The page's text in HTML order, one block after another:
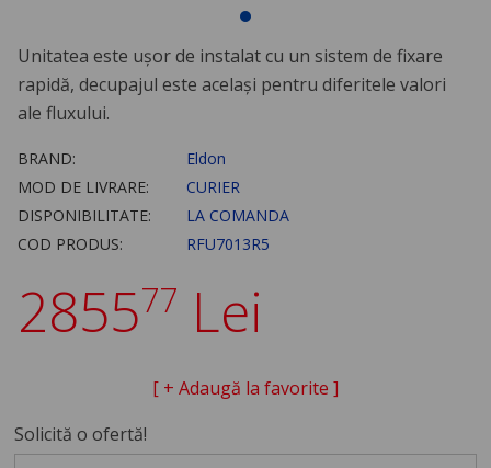
Unitatea este uşor de instalat cu un sistem de fixare
rapidă, decupajul este acelaşi pentru diferitele valori
ale fluxului.
BRAND:
Eldon
MOD DE LIVRARE:
CURIER
DISPONIBILITATE:
LA COMANDA
COD PRODUS:
RFU7013R5
285577 Lei
[ + Adaugă la favorite ]
Solicită o ofertă!